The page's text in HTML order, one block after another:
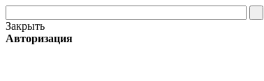
Закрыть
Авторизация